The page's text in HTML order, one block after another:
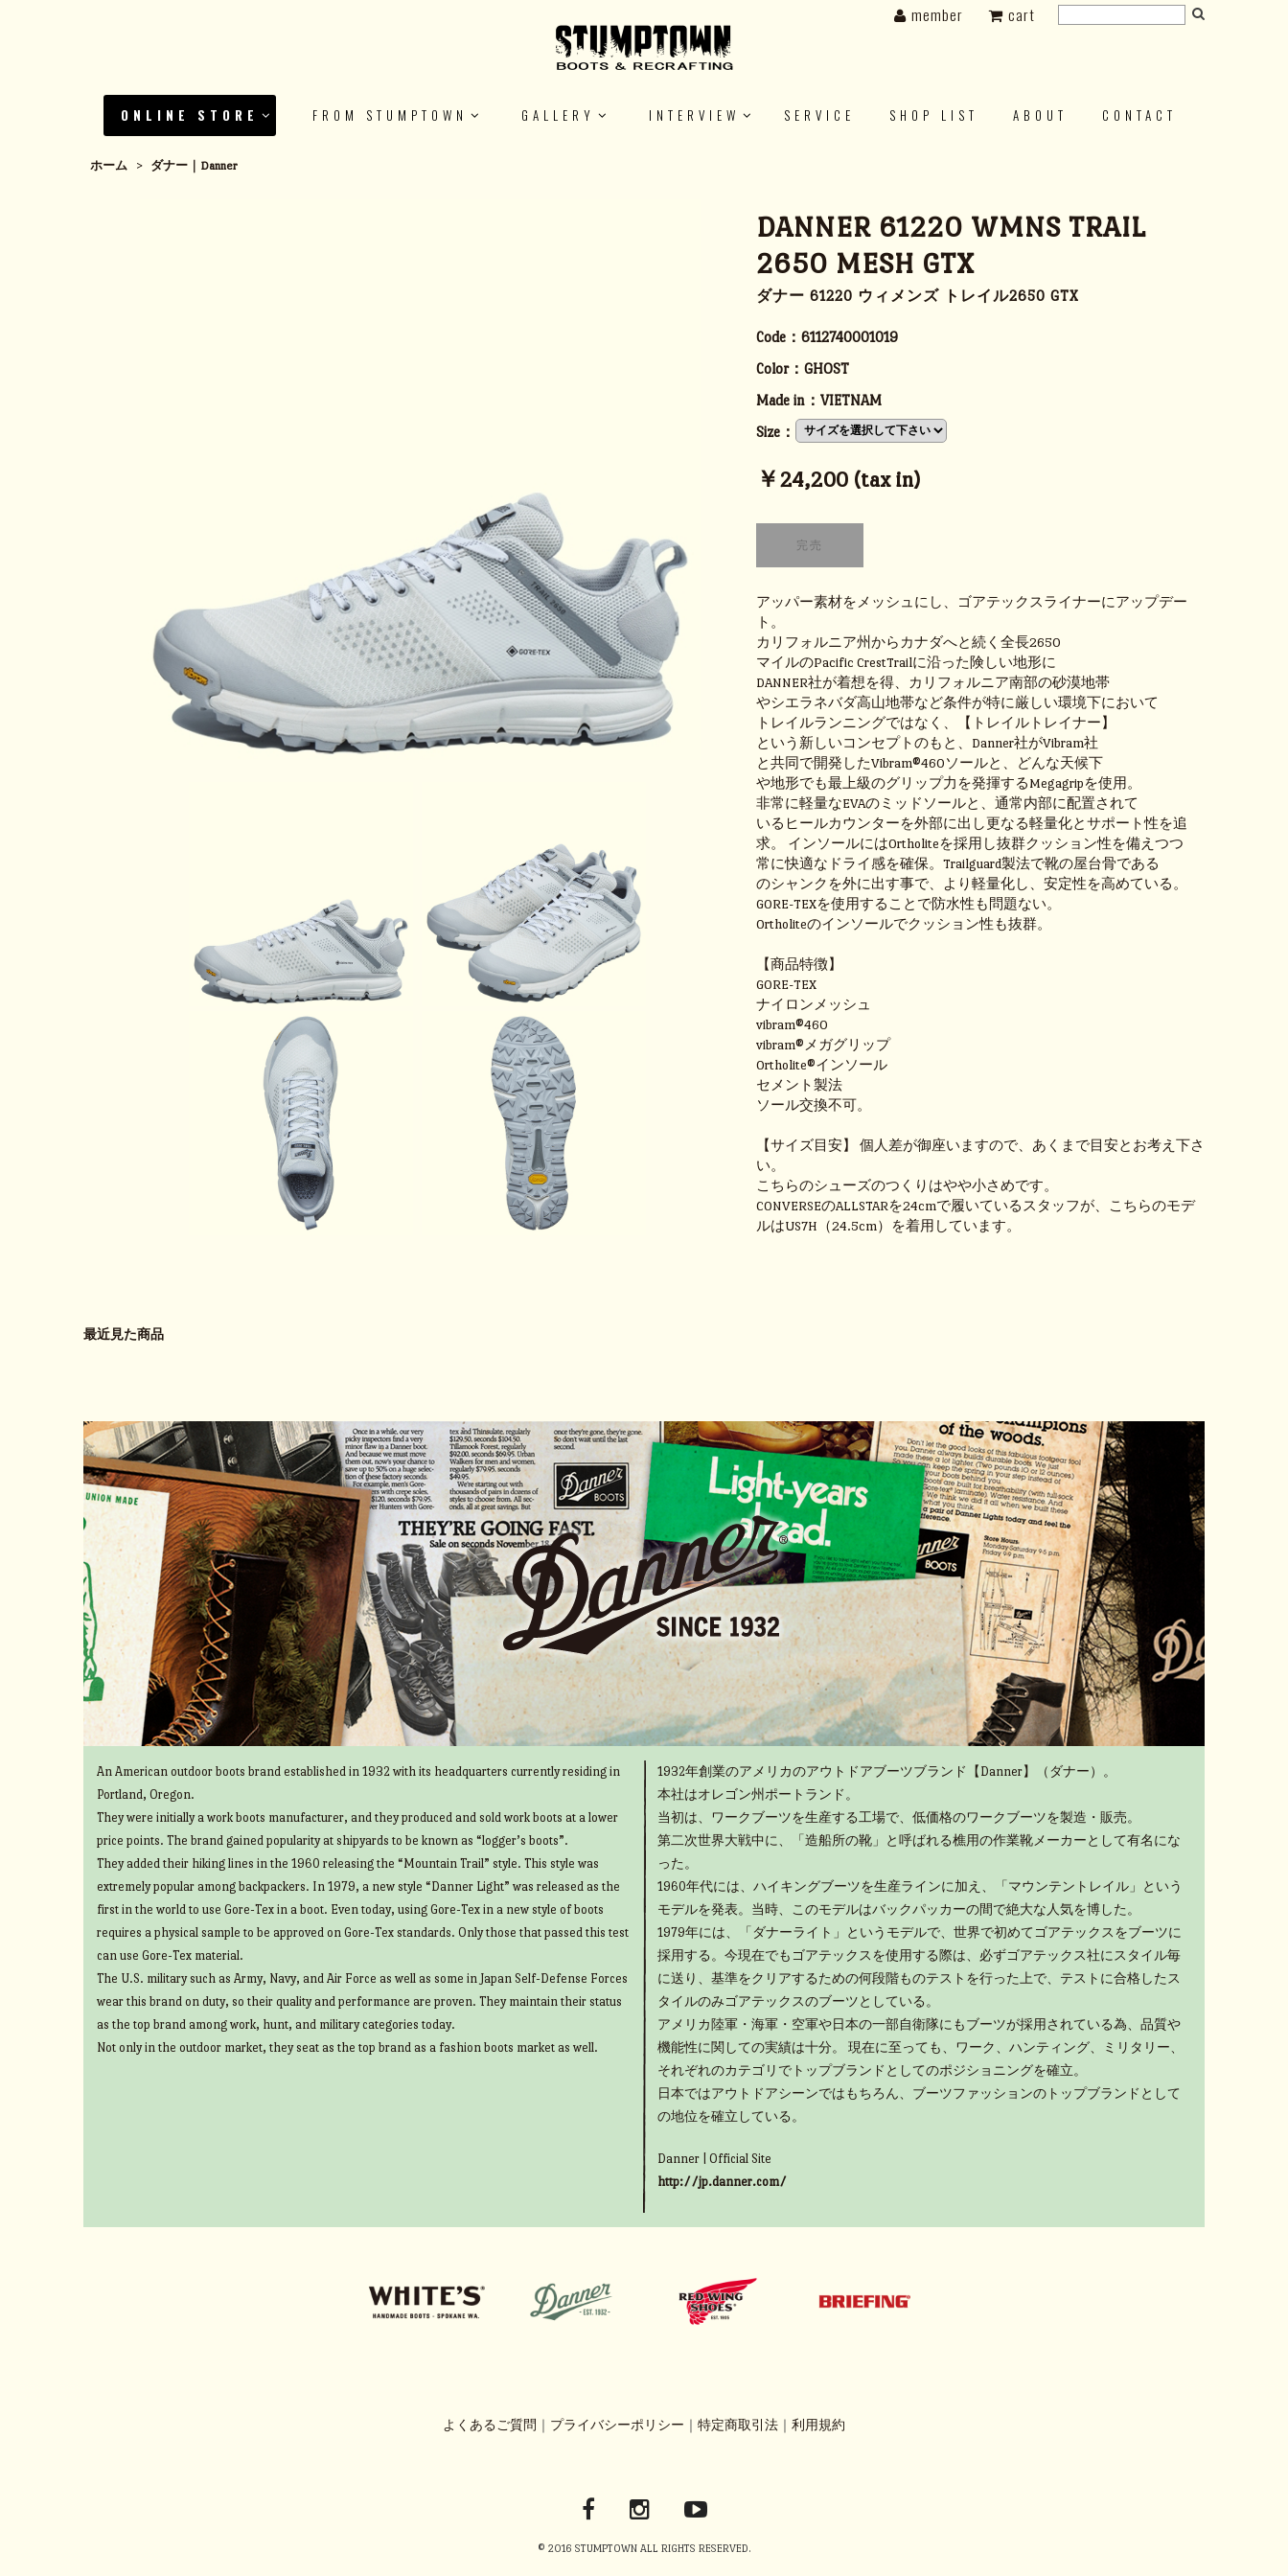
ONLINE STORE FROM STUMPTOWN GALLERY INTERVIEW SERVICE SHOP LIST ABOUT CONTACT
member cart
ホーム > ダナー｜Danner
DANNER 61220 WMNS TRAIL
2650 MESH GTX
ダナー 61220 ウィメンズ トレイル2650 GTX
Code： 6112740001019
Color： GHOST
Made in： VIETNAM
Size：
￥24,200 (tax in)
アッパー素材をメッシュにし、ゴアテックスライナーにアップデー
ト。
カリフォルニア州からカナダへと続く全長2650
マイルのPacific CrestTrailに沿った険しい地形に
DANNER社が着想を得、カリフォルニア南部の砂漠地帯
やシエラネバダ高山地帯など条件が特に厳しい環境下において
トレイルランニングではなく、【トレイルトレイナー】
という新しいコンセプトのもと、Danner社がVibram社
と共同で開発したVibram®460ソールと、どんな天候下
や地形でも最上級のグリップ力を発揮するMegagripを使用。
非常に軽量なEVAのミッドソールと、通常内部に配置されて
いるヒールカウンターを外部に出し更なる軽量化とサポート性を追
求。
インソールにはOrtholiteを採用し抜群クッション性を備えつつ
常に快適なドライ感を確保。Trailguard製法で靴の屋台骨である
のシャンクを外に出す事で、より軽量化し、安定性を高めている。
GORE-TEXを使用することで防水性も問題ない。
Ortholiteのインソールでクッション性も抜群。
【商品特徴】
GORE-TEX
ナイロンメッシュ
vibram®460
vibram®メガグリップ
Ortholite®インソール
セメント製法
ソール交換不可。
【サイズ目安】 個人差が御座いますので、あくまで目安とお考え下さ
い。
こちらのシューズのつくりはやや小さめです。
CONVERSEのALLSTARを24cmで履いているスタッフが、こちらのモデ
ルはUS7H（24.5cm）を着用しています。
最近見た商品
An American outdoor boots brand established in 1932 with its headquarters currently residing in
Portland, Oregon.
They were initially a work boots manufacturer, and they produced and sold work boots at a lower
price points. The brand gained popularity at shipyards to be known as “logger’s boots”.
They added their hiking lines in the 1960 releasing the “Mountain Trail” style. This style was
extremely popular among backpackers. In 1979, a new style “Danner Light” was released as the
first in the world to use Gore-Tex in a boot. Even today, using Gore-Tex in a new style of boots
requires a physical sample to be approved on Gore-Tex standards. Only those that passed this test
can use Gore-Tex material.
The U.S. military such as Army, Navy, and Air Force as well as some in Japan Self-Defense Forces
wear this brand on duty, so their quality and performance are proven. They maintain their status
as the top brand among work, hunt, and military categories today.
Not only in the outdoor market, they seat as the top brand as a fashion boots market as well.
1932年創業のアメリカのアウトドアブーツブランド【Danner】（ダナー）。
本社はオレゴン州ポートランド。
当初は、ワークブーツを生産する工場で、低価格のワークブーツを製造・販売。
第二次世界大戦中に、「造船所の靴」と呼ばれる樵用の作業靴メーカーとして有名にな
った。
1960年代には、ハイキングブーツを生産ラインに加え、「マウンテントレイル」という
モデルを発表。当時、このモデルはバックパッカーの間で絶大な人気を博した。
1979年には、「ダナーライト」というモデルで、世界で初めてゴアテックスをブーツに
採用する。今現在でもゴアテックスを使用する際は、必ずゴアテックス社にスタイル毎
に送り、基準をクリアするための何段階ものテストを行った上で、テストに合格したス
タイルのみゴアテックスのブーツとしている。
アメリカ陸軍・海軍・空軍や日本の一部自衛隊にもブーツが採用されている為、品質や
機能性に関しての実績は十分。 現在に至っても、ワーク、ハンティング、ミリタリー、
それぞれのカテゴリでトップブランドとしてのポジショニングを確立。
日本ではアウトドアシーンではもちろん、ブーツファッションのトップブランドとして
の地位を確立している。
Danner | Official Site
http://jp.danner.com/
よくあるご質問 プライバシーポリシー 特定商取引法 利用規約
© 2016 STUMPTOWN ALL RIGHTS RESERVED.